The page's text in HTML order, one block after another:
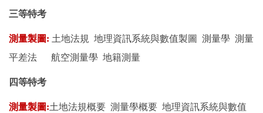
三等特考
測量製圖: 土地法規 地理資訊系統與數值製圖 測量學 測量
平差法 航空測量學 地籍測量
四等特考
測量製圖:土地法規概要 測量學概要 地理資訊系統與數值